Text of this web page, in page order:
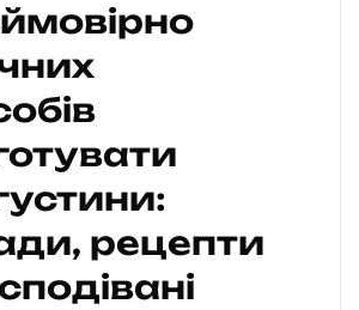
рецепти